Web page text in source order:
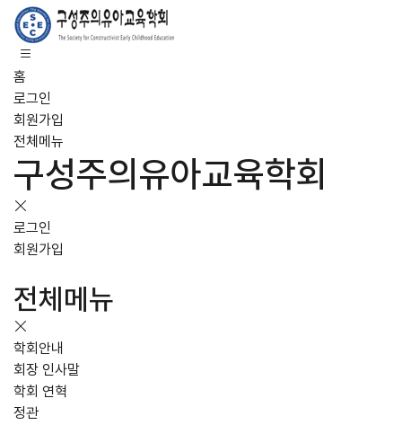
홈
로그인
회원가입
전체메뉴
구성주의유아교육학회
로그인
회원가입
전체메뉴
학회안내
회장 인사말
학회 연혁
정관